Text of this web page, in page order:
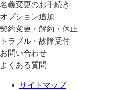
名義変更のお手続き
オプション追加
契約変更・解約・休止
トラブル・故障受付
お問い合わせ
よくある質問
サイトマップ